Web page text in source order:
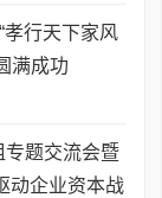
孝行天下家风
满成功
专题交流会暨
动企业资本战